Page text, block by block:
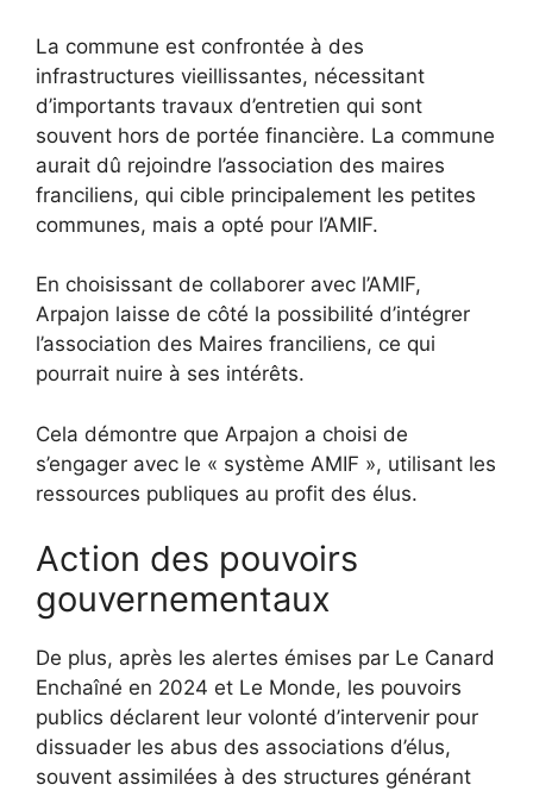
La commune est confrontée à des
infrastructures vieillissantes, nécessitant
d’importants travaux d’entretien qui sont
souvent hors de portée financière. La commune
aurait dû rejoindre l’association des maires
franciliens, qui cible principalement les petites
communes, mais a opté pour l’AMIF.
En choisissant de collaborer avec l’AMIF,
Arpajon laisse de côté la possibilité d’intégrer
l’association des Maires franciliens, ce qui
pourrait nuire à ses intérêts.
Cela démontre que Arpajon a choisi de
s’engager avec le « système AMIF », utilisant les
ressources publiques au profit des élus.
Action des pouvoirs
gouvernementaux
De plus, après les alertes émises par Le Canard
Enchaîné en 2024 et Le Monde, les pouvoirs
publics déclarent leur volonté d’intervenir pour
dissuader les abus des associations d’élus,
souvent assimilées à des structures générant